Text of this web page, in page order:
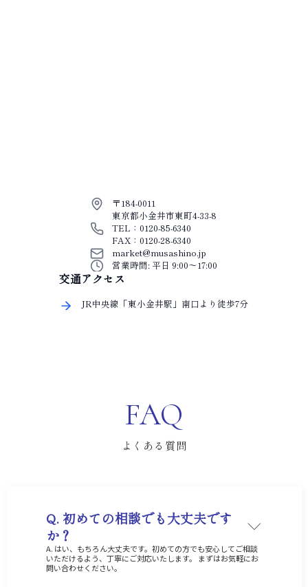
〒184-0011
東京都小金井市東町4-33-8
TEL：0120-85-6340
FAX：0120-28-6340
market@musashino.jp
営業時間: 平日 9:00〜17:00
交通アクセス
JR中央線「東小金井駅」南口より徒歩7分
FAQ
よくある質問
Q. 初めての相談でも大丈夫です
か？
A. はい、もちろん大丈夫です。初めての方でも安心してご相談
いただけるよう、丁寧にご対応いたします。 まずはお気軽にお
問い合わせください。